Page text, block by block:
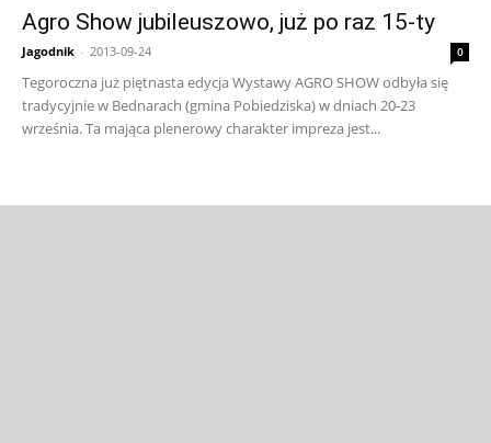
Agro Show jubileuszowo, już po raz 15-ty
Jagodnik - 2013-09-24 0
Tegoroczna już piętnasta edycja Wystawy AGRO SHOW odbyła się
tradycyjnie w Bednarach (gmina Pobiedziska) w dniach 20-23
września. Ta mająca plenerowy charakter impreza jest...